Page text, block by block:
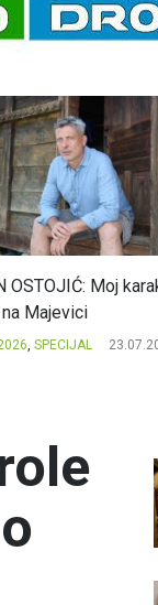
OSTOJIĆ: Moj
Majevici
, SPECIJAL